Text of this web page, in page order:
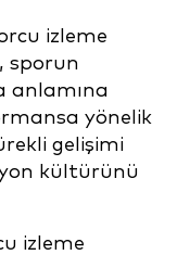
izleme
sporun
anlamına
yönelik
gelişimi
kültürünü
izleme